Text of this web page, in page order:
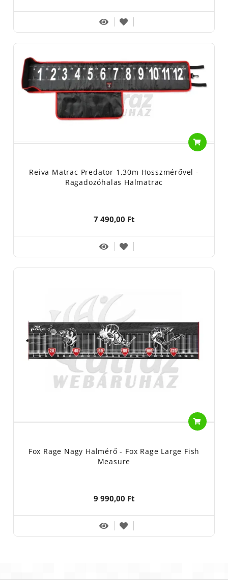
Reiva Matrac Predator 1,30m Hosszmérővel -
Ragadozóhalas Halmatrac
7 490,00 Ft
Fox Rage Nagy Halmérő - Fox Rage Large Fish
Measure
9 990,00 Ft